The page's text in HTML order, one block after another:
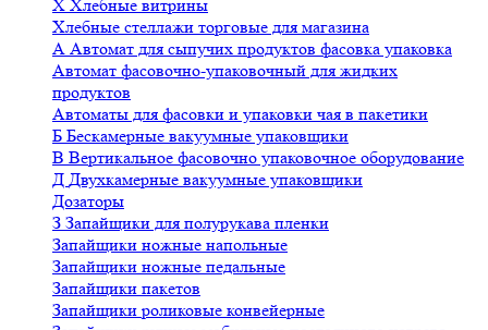
Х Хлебные витрины
Хлебные стеллажи торговые для магазина
А Автомат для сыпучих продуктов фасовка упаковка
Автомат фасовочно-упаковочный для жидких
продуктов
Автоматы для фасовки и упаковки чая в пакетики
Б Бескамерные вакуумные упаковщики
В Вертикальное фасовочно упаковочное оборудование
Д Двухкамерные вакуумные упаковщики
Дозаторы
З Запайщики для полурукава пленки
Запайщики ножные напольные
Запайщики ножные педальные
Запайщики пакетов
Запайщики роликовые конвейерные